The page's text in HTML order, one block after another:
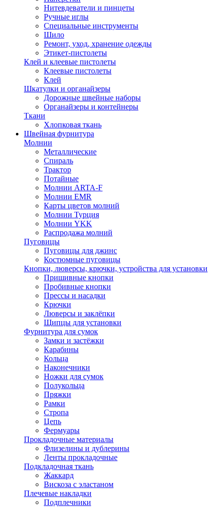
Нитевдеватели и пинцеты
Ручные иглы
Специальные инструменты
Шило
Ремонт, уход, хранение одежды
Этикет-пистолеты
Клей и клеевые пистолеты
Клеевые пистолеты
Клей
Шкатулки и органайзеры
Дорожные швейные наборы
Органайзеры и контейнеры
Ткани
Хлопковая ткань
Швейная фурнитура
Молнии
Металлические
Спираль
Трактор
Потайные
Молнии ARTA-F
Молнии EMR
Карты цветов молний
Молнии Турция
Молнии YKK
Распродажа молний
Пуговицы
Пуговицы для джинс
Костюмные пуговицы
Кнопки, люверсы, крючки, устройства для установки
Пришивные кнопки
Пробивные кнопки
Прессы и насадки
Крючки
Люверсы и заклёпки
Щипцы для установки
Фурнитура для сумок
Замки и застёжки
Карабины
Кольца
Наконечники
Ножки для сумок
Полукольца
Пряжки
Рамки
Стропа
Цепь
Фермуары
Прокладочные материалы
Флизелины и дублерины
Ленты прокладочные
Подкладочная ткань
Жаккард
Вискоза с эластаном
Плечевые накладки
Подплечники